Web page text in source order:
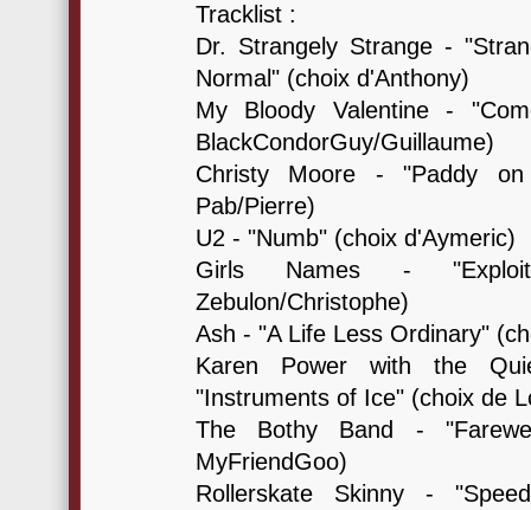
Tracklist :
Dr. Strangely Strange -
Normal" (choix d'Anthony)
My Bloody Valentine -
BlackCondorGuy/Guillaume)
Christy Moore - "Paddy
Pab/Pierre)
U2 - "Numb" (choix d'Aymeric)
Girls Names -
Zebulon/Christophe)
Ash - "A Life Less Ordinary"
Karen Power with the
"Instruments of Ice" (choix de
The Bothy Band -
MyFriendGoo)
Rollerskate Skinny -